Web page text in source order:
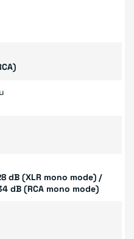
dB (XLR mono mode) /
dB (RCA mono mode)